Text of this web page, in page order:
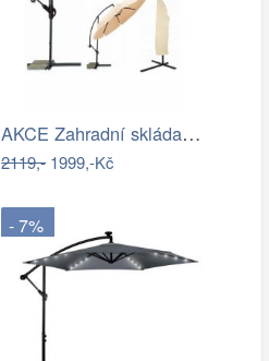
AKCE Zahradní skládací slunečník LEVI…
2119,-1999,-Kč
- 7%